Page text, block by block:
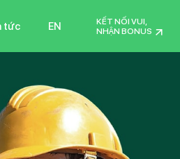
tức EN
KẾT NỐI VUI,
NHẬN BONUS